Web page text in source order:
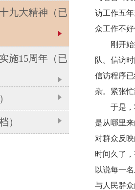
九大精神（已
施15周年（已
）
访工作五
众工作不
刚开
队。信访
信访程序
杂。紧张
于是
是从哪里
对群众反
时间久了
以说每一
与人民群众